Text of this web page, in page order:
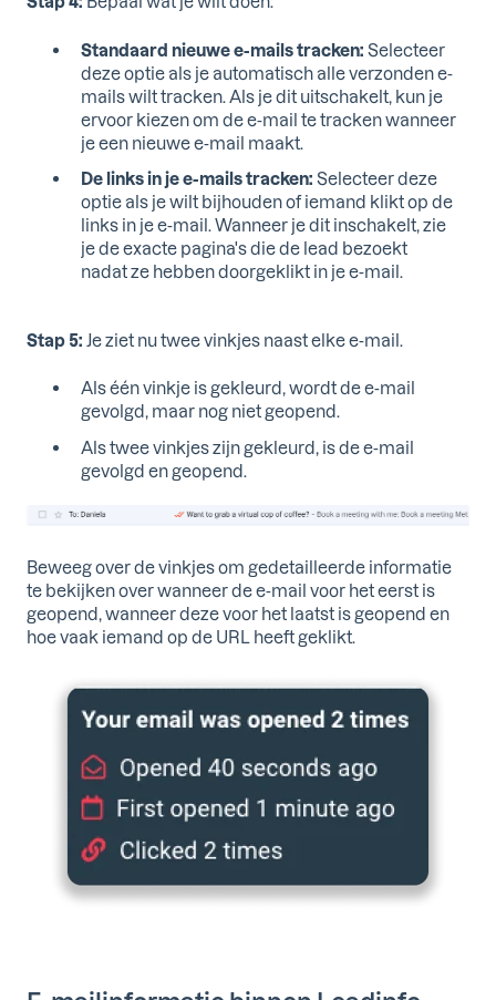
Standaard nieuwe e-mails tracken: Selecteer
deze optie als je automatisch alle verzonden e-
mails wilt tracken. Als je dit uitschakelt, kun je
ervoor kiezen om de e-mail te tracken wanneer
je een nieuwe e-mail maakt.
De links in je e-mails tracken: Selecteer deze
optie als je wilt bijhouden of iemand klikt op de
links in je e-mail. Wanneer je dit inschakelt, zie
je de exacte pagina's die de lead bezoekt
nadat ze hebben doorgeklikt in je e-mail.
Stap 5: Je ziet nu twee vinkjes naast elke e-mail.
Als één vinkje is gekleurd, wordt de e-mail
gevolgd, maar nog niet geopend.
Als twee vinkjes zijn gekleurd, is de e-mail
gevolgd en geopend.
Beweeg over de vinkjes om gedetailleerde informatie
te bekijken over wanneer de e-mail voor het eerst is
geopend, wanneer deze voor het laatst is geopend en
hoe vaak iemand op de URL heeft geklikt.